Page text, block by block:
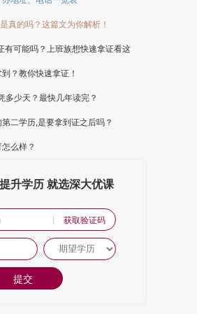
真的吗？这篇文为你解析！
有可能吗？上班族想快速拿证看这
？教你快速拿证！
多少天？最快几年读完？
二学历,是要拿到证之后吗？
么样？
升学历 就选深大优课
获取验证码
提交